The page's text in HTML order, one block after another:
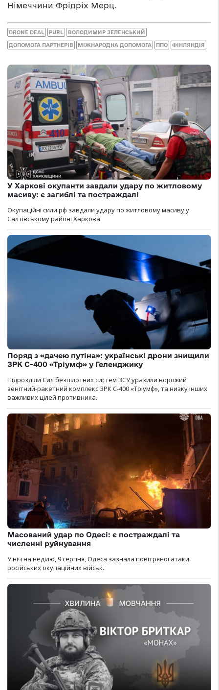
Німеччини Фрідріх Мерц.
DRONE DEAL PURL ВОЛОДИМИР ЗЕЛЕНСЬКИЙ
ДОПОМОГА ПАРТНЕРІВ МІЖНАРОДНА ДОПОМОГА ППО ФІНЛЯНДІЯ
У Харкові окупанти завдали удару по житловому
масиву: є загиблі та постраждалі
Окупаційні сили рф завдали удару по житловому масиву у
Салтівському районі Харкова.
Поряд з «дачею путіна»: українські дрони знищили
ЗРК С-400 «Тріумф» у Геленджику
Підрозділи Сил безпілотних систем ЗСУ уразили ворожий
зенітний-ракетний комплекс ЗРК С-400 «Тріумф», та низку інших
важливих цілей противника.
Масований удар по Одесі: є постраждалі та
численні руйнування
У ніч на неділю, 9 серпня, Одеса зазнала повітряної атаки
російських окупаційних військ.